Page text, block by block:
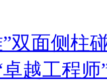
双面侧柱
越工程